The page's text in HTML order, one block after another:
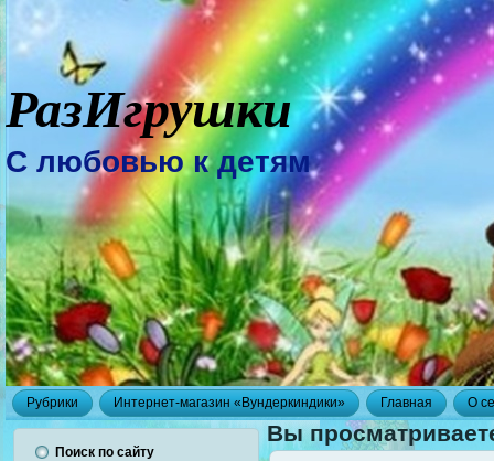
РазИгрушки
С любовью к детям
Рубрики Интернет-магазин «Вундеркиндики» Главная О
Поиск по сайту
Вы